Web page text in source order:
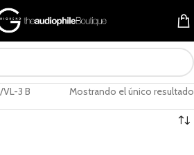
VL-3 B Mostrando el único resultado